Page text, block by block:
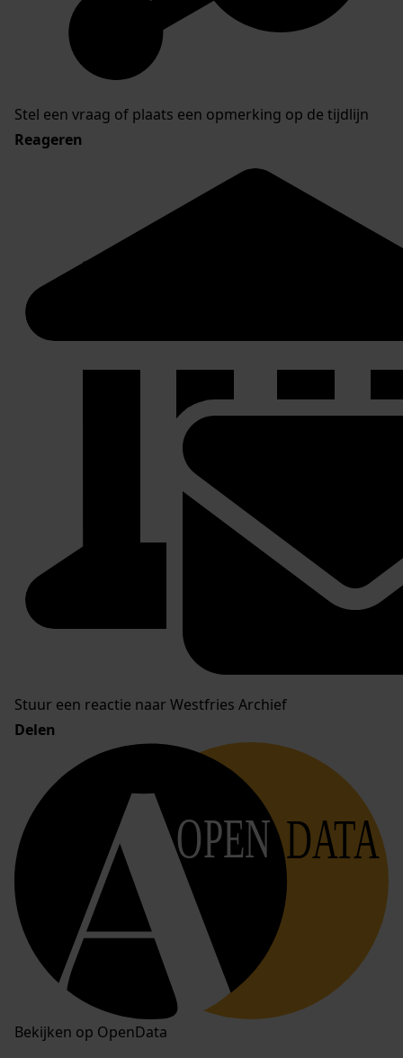
Stel een vraag of plaats een opmerking op de tijdlijn
Reageren
Stuur een reactie naar Westfries Archief
Delen
OPEN DATA
Bekijken op OpenData